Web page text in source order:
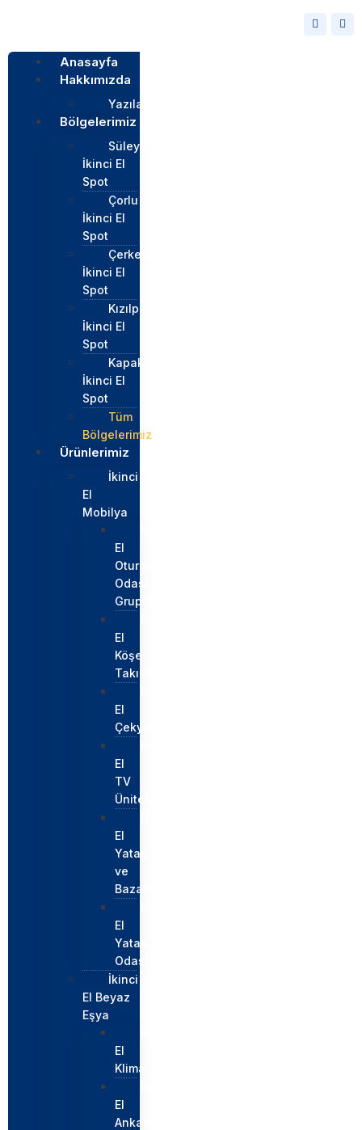
Anasayfa
Hakkımızda
Yazılar
Bölgelerimiz
Süleymapaşa
İkinci El
Spot
Çorlu
İkinci El
Spot
Çerkezköy
İkinci El
Spot
Kızılpınar
İkinci El
Spot
Kapaklı
İkinci El
Spot
Tüm
Bölgelerimiz
Ürünlerimiz
İkinci
El
Mobilya
El
Oturma
Odası
Grupları
El
Köşe
Takımları
El
Çekyatlar
El
TV
Üniteleri
El
Yatak
ve
Bazalar
El
Yatak
Odası
İkinci
El Beyaz
Eşya
El
Klima
El
Ankastre